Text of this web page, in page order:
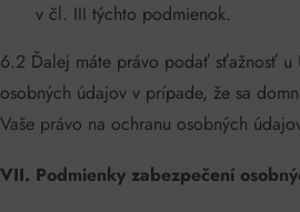
v čl. III týchto podmienok.
6.2 Ďalej máte právo podať sťažnosť u
osobných údajov v prípade, že sa
Vaše právo na ochranu osobných
VII. Podmienky zabezpečení